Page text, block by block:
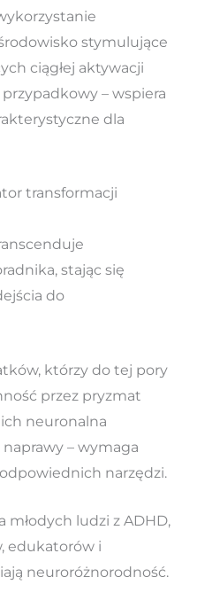
stymulujące
ciągłej aktywacji
– wspiera
dla
transformacji
stając się
do
którzy do tej pory
przez pryzmat
neuronalna
– wymaga
narzędzi.
ludzi z ADHD,
edukatorów i
neuroróżnorodność.